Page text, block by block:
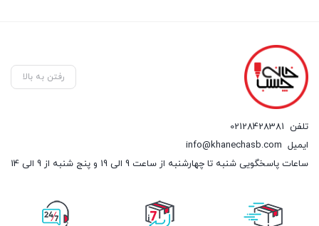
رفتن به بالا
تلفن 02128428381
ایمیل info@khanechasb.com
ساعات پاسخگویی شنبه تا چهارشنبه از ساعت 9 الی 19 و پنج شنبه از 9 الی 14